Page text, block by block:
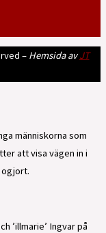
– Hemsida avJT
människorna som
att visa vägen in i
ogjort.
’illmarie’ Ingvar på